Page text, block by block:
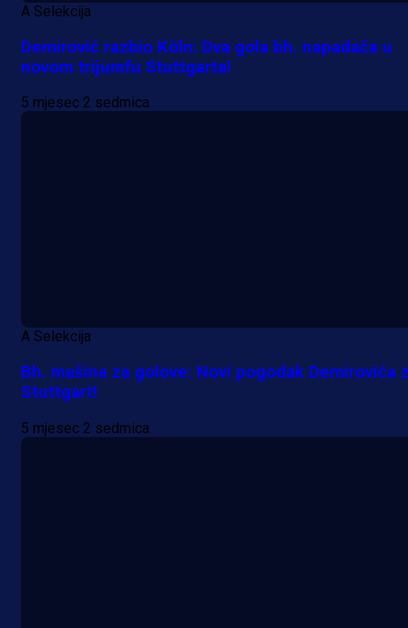
A Selekcija
Demirović razbio Köln: Dva gola bh. napadača u
novom trijumfu Stuttgarta!
5 mjesec 2 sedmica
A Selekcija
Bh. mašina za golove: Novi pogodak Demirovića
Stuttgart!
5 mjesec 2 sedmica